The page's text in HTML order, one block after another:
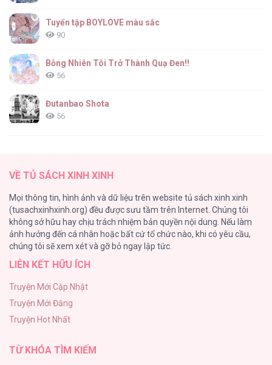
Tuyển tập BOYLOVE màu sắc
90
Bỗng Nhiên Tôi Trở Thành Quạ Đen!!
56
Đutanbao Shota
56
54
Một Đêm Nọ Đột Nhiên Yandere Tới!
51
Cách Khiến Phu Quân Đứng Về Phía Tôi
ONESHOT CHỊCH VỒN CHỊCH VÃ
47
VỀ TỦ SÁCH XINH XINH
Mọi thông tin, hình ảnh và dữ liệu trên website tủ sách xinh xinh
(tusachxinhxinh.org) đều được sưu tầm trên Internet. Chúng tôi
không sở hữu hay chịu trách nhiệm bản quyền nội dung. Nếu làm
ảnh hưởng đến cá nhân hoặc bất cứ tổ chức nào, khi có yêu cầu,
chúng tôi sẽ xem xét và gỡ bỏ ngay lập tức.
LIÊN KẾT HỮU ÍCH
Truyện Mới Cập Nhật
Truyện Mới Đăng
Truyện Hot Nhất
TỪ KHÓA TÌM KIẾM